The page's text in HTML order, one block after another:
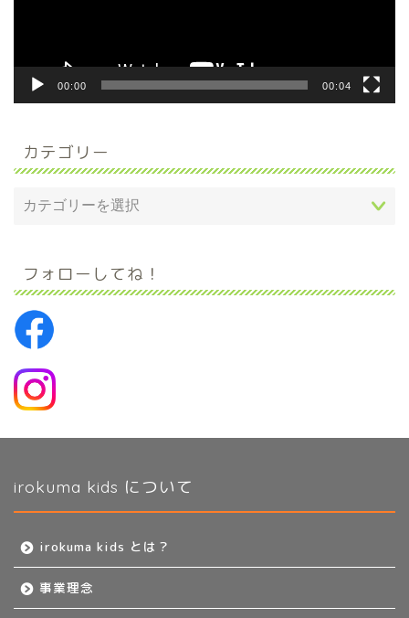
00:00 00:04
カテゴリー
フォローしてね！
irokuma kids について
irokuma kids とは？
事業理念